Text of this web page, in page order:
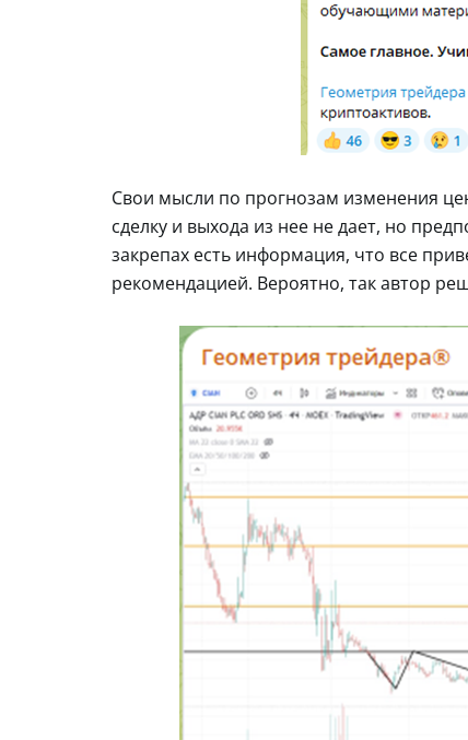
Свои мысли по прогнозам изменения
сделку и выхода из нее не дает, но
закрепах есть информация, что все
рекомендацией. Вероятно, так автор